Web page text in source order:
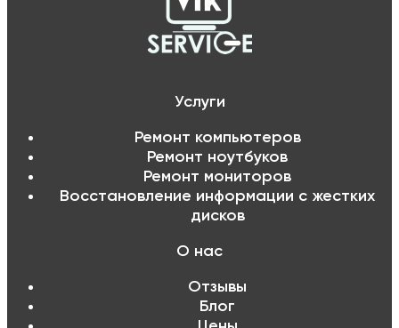
Услуги
Ремонт компьютеров
Ремонт ноутбуков
Ремонт мониторов
Восстановление информации с жестких
дисков
О нас
Отзывы
Блог